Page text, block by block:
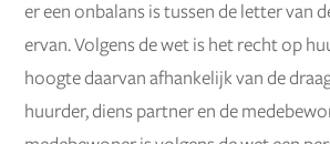
er een onbalans is tussen de letter van
ervan. Volgens de wet is het recht op
hoogte daarvan afhankelijk van de
huurder, diens partner en de